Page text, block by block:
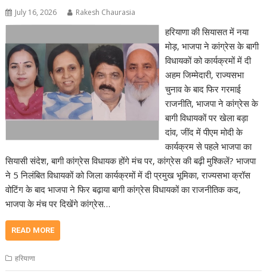
July 16, 2026 Rakesh Chaurasia
हरियाणा की सियासत में नया
मोड़, भाजपा ने कांग्रेस के बागी
विधायकों को कार्यक्रमों में दी
अहम जिम्मेदारी, राज्यसभा
चुनाव के बाद फिर गरमाई
राजनीति, भाजपा ने कांग्रेस के
बागी विधायकों पर खेला बड़ा
दांव, जींद में पीएम मोदी के
कार्यक्रम से पहले भाजपा का
सियासी संदेश, बागी कांग्रेस विधायक होंगे मंच पर, कांग्रेस की बढ़ी मुश्किलें? भाजपा
ने 5 निलंबित विधायकों को जिला कार्यक्रमों में दी प्रमुख भूमिका, राज्यसभा क्रॉस
वोटिंग के बाद भाजपा ने फिर बढ़ाया बागी कांग्रेस विधायकों का राजनीतिक कद,
भाजपा के मंच पर दिखेंगे कांग्रेस…
READ MORE
हरियाणा